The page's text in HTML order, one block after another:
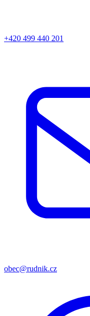
+420 499 440 201
obec@rudnik.cz